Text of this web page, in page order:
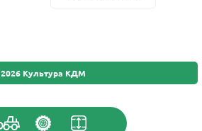
2026 Культура КДМ